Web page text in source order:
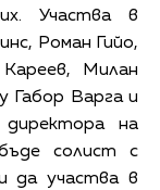
Участва в
Роман Гийо,
Милан
Габор Варга и
на
солист с
да участва в